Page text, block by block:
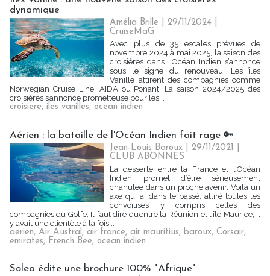
dynamique
Amélia Brille | 29/11/2024
CruiseMaG
Avec plus de 35 escales prévues de
novembre 2024 à mai 2025, la saison des
croisières dans l’Océan Indien s’annonce
sous le signe du renouveau. Les îles
Vanille attirent des compagnies comme
Norwegian Cruise Line, AIDA ou Ponant. La saison 2024/2025 des
croisières s’annonce prometteuse pour les...
croisiere, iles vanilles, ocean indien
Aérien : la bataille de l'Océan Indien fait rage 🔑
Jean-Louis Baroux | 29/11/2021
CLUB ABONNES
La desserte entre la France et l’Océan
Indien promet d’être sérieusement
chahutée dans un proche avenir. Voilà un
axe qui a, dans le passé, attiré toutes les
convoitises y compris celles des
compagnies du Golfe. Il faut dire qu’entre la Réunion et l’île Maurice, il
y avait une clientèle à la fois...
aerien, Air Austral, air france, air mauritius, baroux, Corsair,
emirates, French Bee, ocean indien
Solea édite une brochure 100% "Afrique"